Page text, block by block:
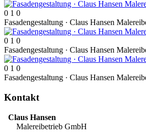
0 1 0
Fasadengestaltung · Claus Hansen
0 1 0
Fasadengestaltung · Claus Hansen
0 1 0
Fasadengestaltung · Claus Hansen
Kontakt
Claus Hansen
Malereibetrieb GmbH